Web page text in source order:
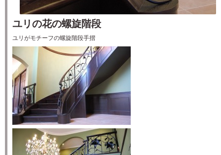
ユリの花の螺旋階段
ユリがモチーフの螺旋階段手摺